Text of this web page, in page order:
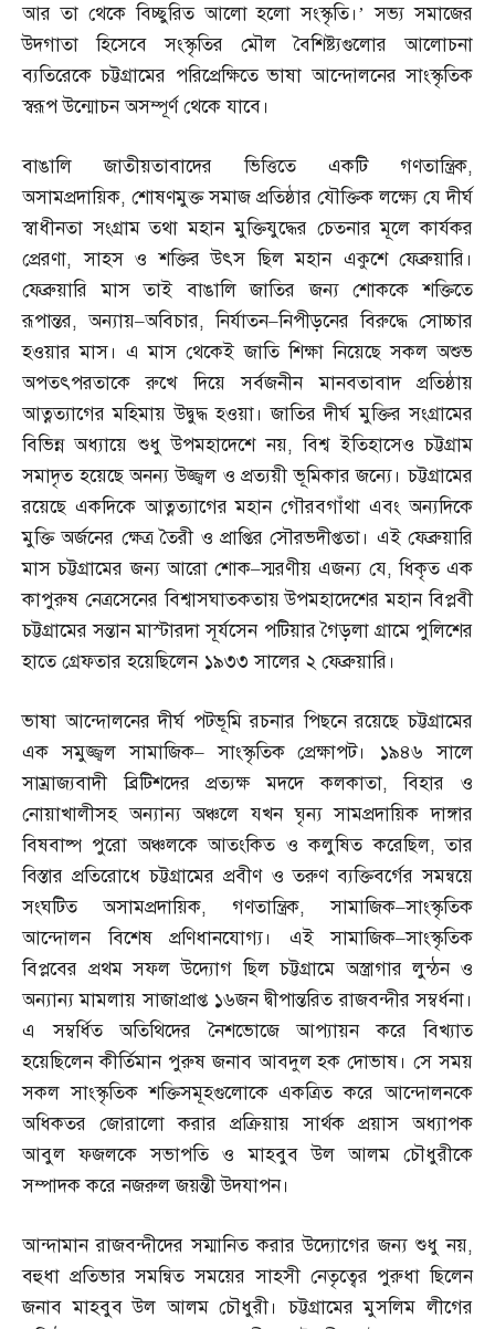
আর তা থেকে বিচ্ছুরিত আলো হলো সংস্কৃতি।’ সভ্য সমাজের
উদগাতা হিসেবে সংস্কৃতির মৌল বৈশিষ্ট্যগুলোর আলোচনা
ব্যতিরেকে চট্টগ্রামের পরিপ্রেক্ষিতে ভাষা আন্দোলনের সাংস্কৃতিক
স্বরূপ উন্মোচন অসম্পূর্ণ থেকে যাবে।
বাঙালি জাতীয়তাবাদের ভিত্তিতে একটি গণতান্ত্রিক,
অসামপ্রদায়িক, শোষণমুক্ত সমাজ প্রতিষ্ঠার যৌক্তিক লক্ষ্যে যে দীর্ঘ
স্বাধীনতা সংগ্রাম তথা মহান মুক্তিযুদ্ধের চেতনার মূলে কার্যকর
প্রেরণা,সাহস ও শক্তির উৎস ছিল মহান একুশে ফেব্রুয়ারি।
ফেব্রুয়ারি মাস তাই বাঙালি জাতির জন্য শোককে শক্তিতে
রূপান্তর,অন্যায়–অবিচার,নির্যাতন–নিপীড়নের বিরুদ্ধে সোচ্চার
হওয়ার মাস। এ মাস থেকেই জাতি শিক্ষা নিয়েছে সকল অশুভ
অপতৎপরতাকে রুখে দিয়ে সর্বজনীন মানবতাবাদ প্রতিষ্ঠায়
আত্নত্যাগের মহিমায় উদ্বুদ্ধ হওয়া। জাতির দীর্ঘ মুক্তির সংগ্রামের
বিভিন্ন অধ্যায়ে শুধু উপমহাদেশে নয়,বিশ্ব ইতিহাসেও চট্টগ্রাম
সমাদৃত হয়েছে অনন্য উজ্জ্বল ও প্রত্যয়ী ভূমিকার জন্যে। চট্টগ্রামের
রয়েছে একদিকে আত্নত্যাগের মহান গৌরবগাঁথা এবং অন্যদিকে
মুক্তি অর্জনের ক্ষেত্র তৈরী ও প্রাপ্তির সৌরভদীপ্ততা। এই ফেব্রুয়ারি
মাস চট্টগ্রামের জন্য আরো শোক–স্মরণীয় এজন্য যে,ধিকৃত এক
কাপুরুষ নেত্রসেনের বিশ্বাসঘাতকতায় উপমহাদেশের মহান বিপ্লবী
চট্টগ্রামের সন্তান মাস্টারদা সূর্যসেন পটিয়ার গৈড়লা গ্রামে পুলিশের
হাতে গ্রেফতার হয়েছিলেন ১৯৩৩ সালের ২ ফেব্রুয়ারি।
ভাষা আন্দোলনের দীর্ঘ পটভূমি রচনার পিছনে রয়েছে চট্টগ্রামের
এক সমুজ্জ্বল সামাজিক–সাংস্কৃতিক প্রেক্ষাপট। ১৯৪৬ সালে
সাম্রাজ্যবাদী ব্রিটিশদের প্রত্যক্ষ মদদে কলকাতা,বিহার ও
নোয়াখালীসহ অন্যান্য অঞ্চলে যখন ঘৃন্য সামপ্রদায়িক দাঙ্গার
বিষবাষ্প পুরো অঞ্চলকে আতংকিত ও কলুষিত করেছিল,তার
বিস্তার প্রতিরোধে চট্টগ্রামের প্রবীণ ও তরুণ ব্যক্তিবর্গের সমন্বয়ে
সংঘটিত অসামপ্রদায়িক, গণতান্ত্রিক,সামাজিক–সাংস্কৃতিক
আন্দোলন বিশেষ প্রণিধানযোগ্য। এই সামাজিক–সাংস্কৃতিক
বিপ্লবের প্রথম সফল উদ্যোগ ছিল চট্টগ্রামে অস্ত্রাগার লুন্ঠন ও
অন্যান্য মামলায় সাজাপ্রাপ্ত ১৬জন দ্বীপান্তরিত রাজবন্দীর সম্বর্ধনা।
এ সম্বর্ধিত অতিথিদের নৈশভোজে আপ্যায়ন করে বিখ্যাত
হয়েছিলেন কীর্তিমান পুরুষ জনাব আবদুল হক দোভাষ। সে সময়
সকল সাংস্কৃতিক শক্তিসমূহগুলোকে একত্রিত করে আন্দোলনকে
অধিকতর জোরালো করার প্রক্রিয়ায় সার্থক প্রয়াস অধ্যাপক
আবুল ফজলকে সভাপতি ও মাহবুব উল আলম চৌধুরীকে
সম্পাদক করে নজরুল জয়ন্তী উদযাপন।
আন্দামান রাজবন্দীদের সম্মানিত করার উদ্যোগের জন্য শুধু নয়,
বহুধা প্রতিভার সমন্বিত সময়ের সাহসী নেতৃত্বের পুরুধা ছিলেন
জনাব মাহবুব উল আলম চৌধুরী। চট্টগ্রামের মুসলিম লীগের